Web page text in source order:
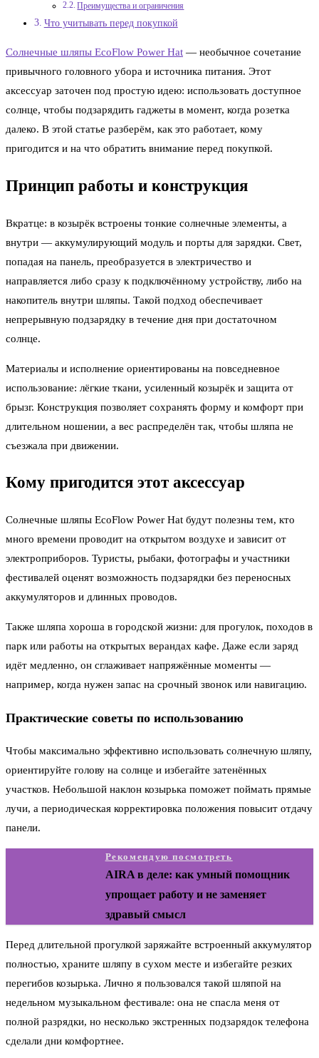
Преимущества и ограничения
Что учитывать перед покупкой
Солнечные шляпы EcoFlow Power Hat — необычное сочетание
привычного головного убора и источника питания. Этот
аксессуар заточен под простую идею: использовать доступное
солнце, чтобы подзарядить гаджеты в момент, когда розетка
далеко. В этой статье разберём, как это работает, кому
пригодится и на что обратить внимание перед покупкой.
Принцип работы и конструкция
Вкратце: в козырёк встроены тонкие солнечные элементы, а
внутри — аккумулирующий модуль и порты для зарядки. Свет,
попадая на панель, преобразуется в электричество и
направляется либо сразу к подключённому устройству, либо на
накопитель внутри шляпы. Такой подход обеспечивает
непрерывную подзарядку в течение дня при достаточном
солнце.
Материалы и исполнение ориентированы на повседневное
использование: лёгкие ткани, усиленный козырёк и защита от
брызг. Конструкция позволяет сохранять форму и комфорт при
длительном ношении, а вес распределён так, чтобы шляпа не
съезжала при движении.
Кому пригодится этот аксессуар
Солнечные шляпы EcoFlow Power Hat будут полезны тем, кто
много времени проводит на открытом воздухе и зависит от
электроприборов. Туристы, рыбаки, фотографы и участники
фестивалей оценят возможность подзарядки без переносных
аккумуляторов и длинных проводов.
Также шляпа хороша в городской жизни: для прогулок, походов в
парк или работы на открытых верандах кафе. Даже если заряд
идёт медленно, он сглаживает напряжённые моменты —
например, когда нужен запас на срочный звонок или навигацию.
Практические советы по использованию
Чтобы максимально эффективно использовать солнечную шляпу,
ориентируйте голову на солнце и избегайте затенённых
участков. Небольшой наклон козырька поможет поймать прямые
лучи, а периодическая корректировка положения повысит отдачу
панели.
Рекомендую посмотреть
AIRA в деле: как умный помощник
упрощает работу и не заменяет
здравый смысл
Перед длительной прогулкой заряжайте встроенный аккумулятор
полностью, храните шляпу в сухом месте и избегайте резких
перегибов козырька. Лично я пользовался такой шляпой на
недельном музыкальном фестивале: она не спасла меня от
полной разрядки, но несколько экстренных подзарядок телефона
сделали дни комфортнее.